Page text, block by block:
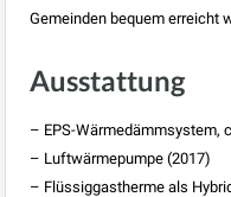
Gemeinden bequem erreicht
Ausstattung
– EPS-Wärmedämmsystem,
– Luftwärmepumpe (2017)
– Flüssiggastherme als